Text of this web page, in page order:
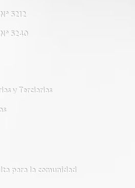
5212
5240
y Terciarias
para la comunidad